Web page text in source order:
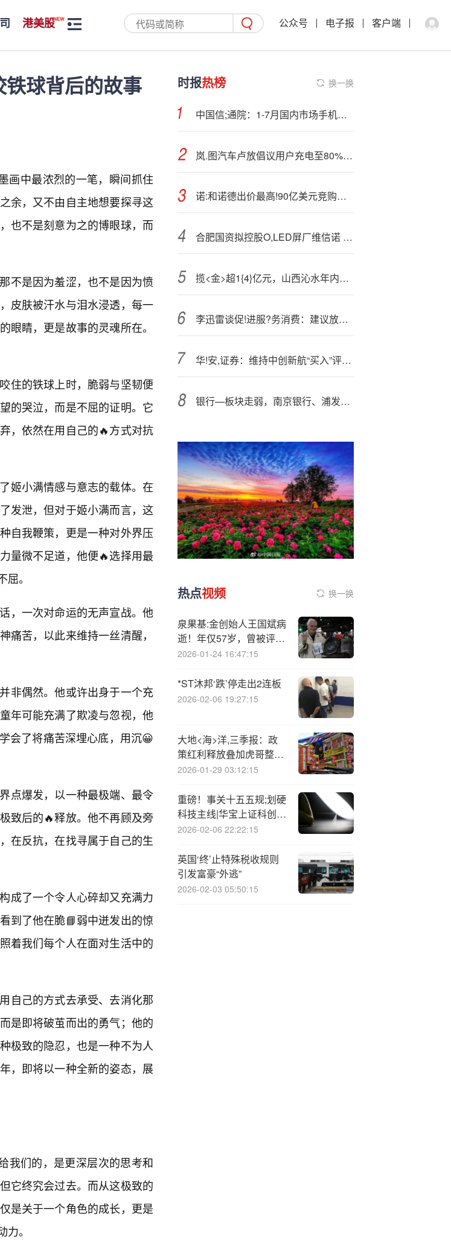
港美股 公众号 电子报 客户端
球背后的故事
画中最浓烈的一笔，瞬间抓住
余，又不由自主地想要探寻这
也不是刻意为之的博眼球，而
不是因为羞涩，也不是因为愤
皮肤被汗水与泪水浸透，每一
眼睛，更是故事的灵魂所在。
住的铁球上时，脆弱与坚韧便
的哭泣，而是不屈的证明。它
，依然在用自己的🔥方式对抗
姬小满情感与意志的载体。在
发泄，但对于姬小满而言，这
自我鞭策，更是一种对外界压
量微不足道，他便🔥选择用最
。
，一次对命运的无声宣战。他
痛苦，以此来维持一丝清醒，
非偶然。他或许出身于一个充
年可能充满了欺凌与忽视，他
会了将痛苦深埋心底，用沉😀
点爆发，以一种最极端、最令
致后的🔥释放。他不再顾及旁
在反抗，在找寻属于自己的生
成了一个令人心碎却又充满力
到了他在脆📘弱中迸发出的惊
着我们每个人在面对生活中的
自己的方式去承受、去消化那
是即将破茧而出的勇气；他的
极致的隐忍，也是一种不为人
，即将以一种全新的姿态，展
我们的，是更深层次的思考和
它终究会过去。而从这极致的
是关于一个角色的成长，更是
。
时报热榜 换一换
中国信;通院：1-7月国内市场手机出货量1.69亿部，同比下降1.1%
岚.图汽车卢放倡议用户充电至80%主动结束，提升高速服务区充电效率
诺:和诺德出价最高!90亿美元竞购Metsera，阻击辉瑞并购
合肥国资拟控股O,LED屏厂维信诺 开启新型显示全链升级
揽<金>超1{4}亿元，山西沁水年内第三宗煤层气矿业权被兰花集团拍下
李迅雷谈促!进服?务消费：建议放松喝酒范围限制，提振酒业发展
华!安,证券：维持中创新航“买入”评级 储能业务成核心引擎
银行—板块走弱，南京银行、浦发银行跌超2%
热点视频 换一换
泉果基:金创始人王国斌病
逝！年仅57岁，曾被评为
“上海十大杰出青年”
2026-01-24 16:47:15
*ST沐邦‘跌’停走出2连板
2026-02-06 19:27:15
大地<海>洋,三季报：政
策红利释放叠加虎哥整合
加速废弃资源全链布局
2026-01-29 03:12:15
重磅！事关十五五规;划硬
科技主线|华宝上证科创板
芯片ETF火线获批
2026-02-06 22:22:15
英国‘终’止特殊税收规则
引发富豪“外逃”
2026-02-03 05:50:15